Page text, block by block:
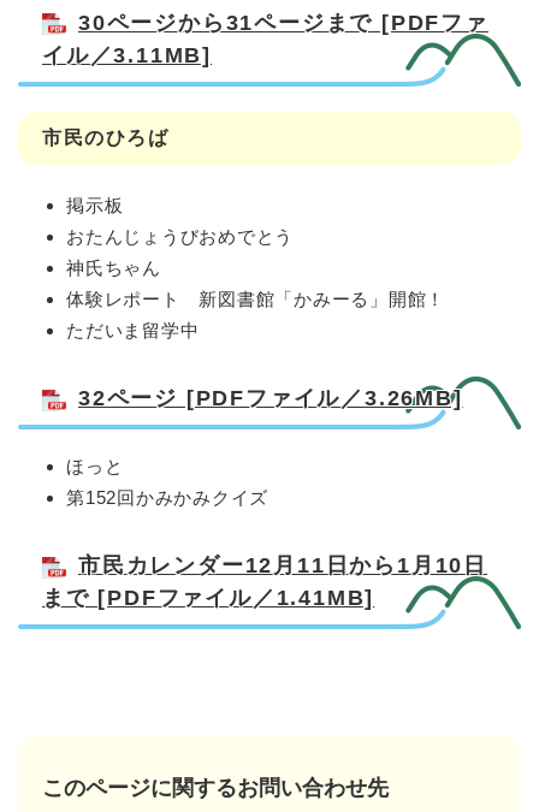
30ページから31ページまで [PDFファ
イル／3.11MB]
市民のひろば
掲示板
おたんじょうびおめでとう
神氏ちゃん
体験レポート 新図書館「かみーる」開館！
ただいま留学中
32ページ [PDFファイル／3.26MB]
ほっと
第152回かみかみクイズ
市民カレンダー12月11日から1月10日
まで [PDFファイル／1.41MB]
このページに関するお問い合わせ先